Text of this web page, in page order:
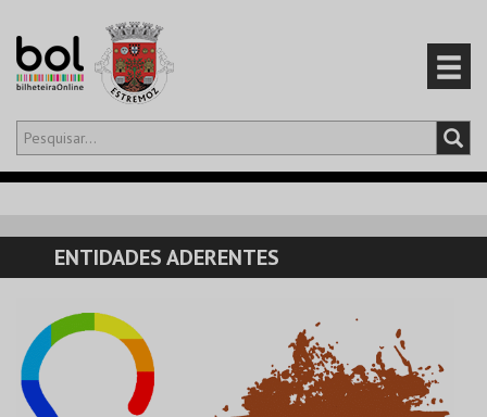
Olá,iniciar sessão
CARRINHO
EVENTOS
CARTÕES
PRODUTOS
ENTIDADES ADERENTES